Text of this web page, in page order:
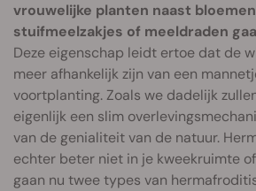
vrouwelijke planten naast
stuifmeelzakjes of meeldraden
Deze eigenschap leidt ertoe dat de
meer afhankelijk zijn van een
voortplanting. Zoals we dadelijk
eigenlijk een slim
van de genialiteit van de natuur.
echter beter niet in je kweekruimte
gaan nu twee types van